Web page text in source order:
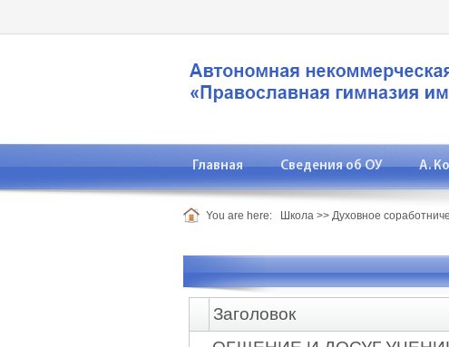
Главная Сведения об ОУ А.
You are here: Школа >> Духовное
Заголовок